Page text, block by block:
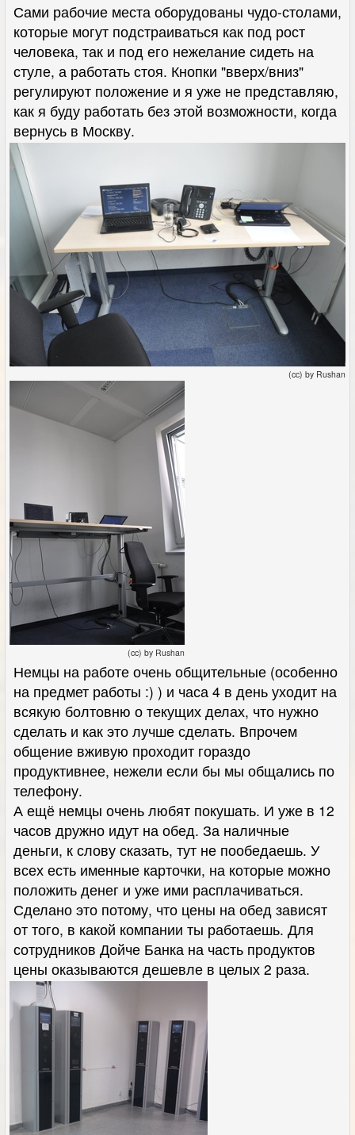
Сами рабочие места оборудованы чудо-столами,
которые могут подстраиваться как под рост
человека, так и под его нежелание сидеть на
стуле, а работать стоя. Кнопки "вверх/вниз"
регулируют положение и я уже не представляю,
как я буду работать без этой возможности, когда
вернусь в Москву.
(cc) by Rushan
(cc) by Rushan
Немцы на работе очень общительные (особенно
на предмет работы :) ) и часа 4 в день уходит на
всякую болтовню о текущих делах, что нужно
сделать и как это лучше сделать. Впрочем
общение вживую проходит гораздо
продуктивнее, нежели если бы мы общались по
телефону.
А ещё немцы очень любят покушать. И уже в 12
часов дружно идут на обед. За наличные
деньги, к слову сказать, тут не пообедаешь. У
всех есть именные карточки, на которые можно
положить денег и уже ими расплачиваться.
Сделано это потому, что цены на обед зависят
от того, в какой компании ты работаешь. Для
сотрудников Дойче Банка на часть продуктов
цены оказываются дешевле в целых 2 раза.